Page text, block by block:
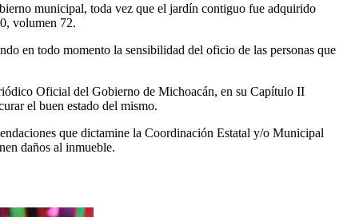
municipal, toda vez que el jardín contiguo fue adquirido
volumen 72.
en todo momento la sensibilidad del oficio de las personas que
Oficial del Gobierno de Michoacán, en su Capítulo II
el buen estado del mismo.
que dictamine la Coordinación Estatal y/o Municipal
daños al inmueble.